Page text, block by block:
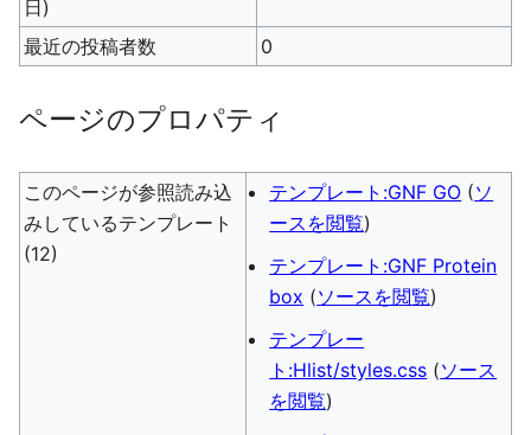
日)
最近の投稿者数 0
ページのプロパティ
このページが参照読み込
みしているテンプレート
(12)
テンプレート:GNF GO (ソ
ースを閲覧)
テンプレート:GNF Protein
box (ソースを閲覧)
テンプレー
ト:Hlist/styles.css (ソース
を閲覧)